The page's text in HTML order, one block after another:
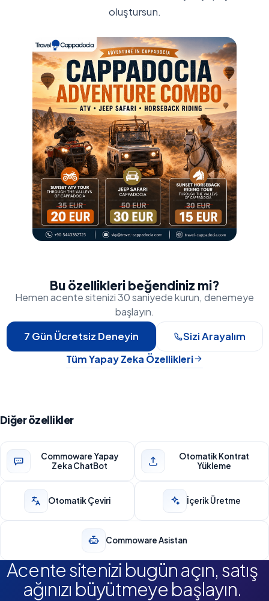
oluştursun.
Bu özellikleri beğendiniz mi?
Hemen acente sitenizi 30 saniyede kurun, denemeye
başlayın.
7 Gün Ücretsiz Deneyin
Sizi Arayalım
Tüm Yapay Zeka Özellikleri
Diğer özellikler
Commoware Yapay
Zeka ChatBot
Otomatik Kontrat
Yükleme
Otomatik Çeviri İçerik Üretme
Commoware Asistan
Acente sitenizi bugün açın, satış
ağınızı büyütmeye başlayın.